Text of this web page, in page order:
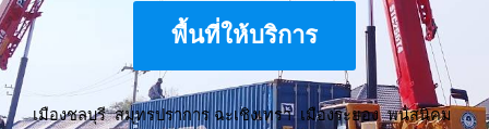
พื้นที่ให้บริการ
เมืองชลบุรี สมุทรปราการ ฉะเชิงเทรา เมืองระยอง พนัสนิคม